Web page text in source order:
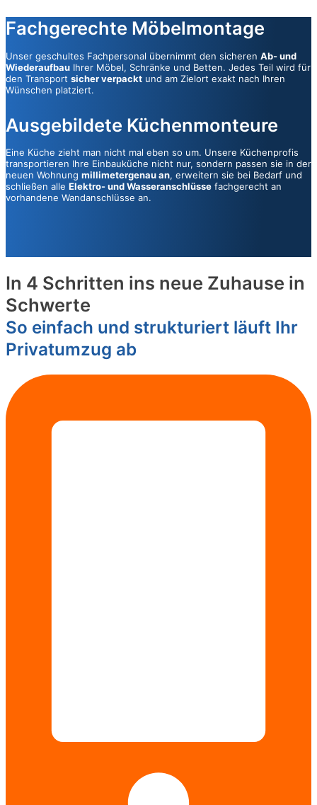
Fachgerechte Möbelmontage
Unser geschultes Fachpersonal übernimmt den sicheren Ab- und
Wiederaufbau Ihrer Möbel, Schränke und Betten. Jedes Teil wird für
den Transport sicher verpackt und am Zielort exakt nach Ihren
Wünschen platziert.
Ausgebildete Küchenmonteure
Eine Küche zieht man nicht mal eben so um. Unsere Küchenprofis
transportieren Ihre Einbauküche nicht nur, sondern passen sie in der
neuen Wohnung millimetergenau an, erweitern sie bei Bedarf und
schließen alle Elektro- und Wasseranschlüsse fachgerecht an
vorhandene Wandanschlüsse an.
In 4 Schritten ins neue Zuhause in
Schwerte
So einfach und strukturiert läuft Ihr
Privatumzug ab